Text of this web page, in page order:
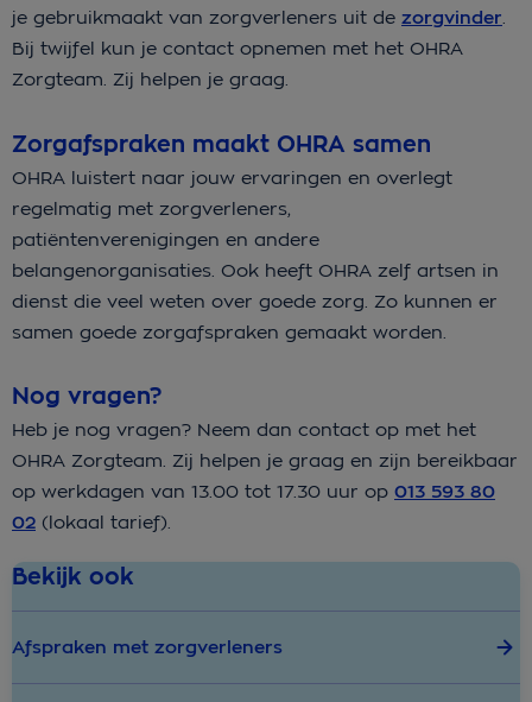
je gebruikmaakt van zorgverleners uit de zorgvinder.
Bij twijfel kun je contact opnemen met het OHRA
Zorgteam. Zij helpen je graag.
Zorgafspraken maakt OHRA samen
OHRA luistert naar jouw ervaringen en overlegt
regelmatig met zorgverleners,
patiëntenverenigingen en andere
belangenorganisaties. Ook heeft OHRA zelf artsen in
dienst die veel weten over goede zorg. Zo kunnen er
samen goede zorgafspraken gemaakt worden.
Nog vragen?
Heb je nog vragen? Neem dan contact op met het
OHRA Zorgteam. Zij helpen je graag en zijn bereikbaar
op werkdagen van 13.00 tot 17.30 uur op 013 593 80
02 (lokaal tarief).
Bekijk ook
Afspraken met zorgverleners